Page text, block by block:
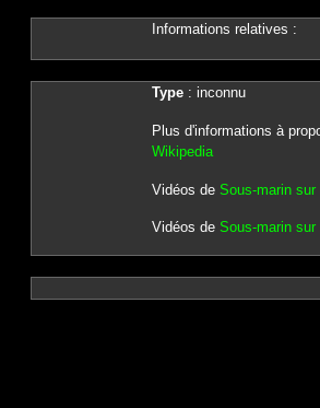
Informations relatives :
Type: inconnu
Plus d'informations à
Wikipedia
Vidéos de Sous-marin sur
Vidéos de Sous-marin